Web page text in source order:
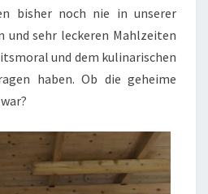
bisher noch nie in unserer
und sehr leckeren Mahlzeiten
und dem kulinarischen
haben. Ob die geheime